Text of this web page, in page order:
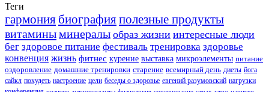
Теги
гармония биографияполезные продукты
витаминыминералы образ жизни интересные люди
бег здоровое питание фестиваль тренировка здоровье
конвенция жизнь фитнес курение выставка микроэлементы питание
оздоровление домашние тренировки старение всемирный день диеты йога
сайкл похудеть настроение цели беседы о здоровье евгений разумовский нагрузки